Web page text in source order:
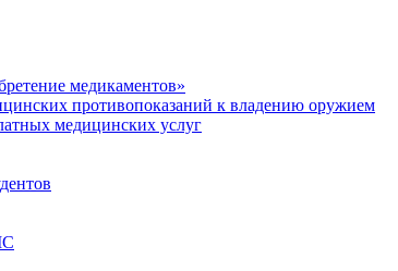
медикаментов»
противопоказаний к владению оружием
медицинских услуг